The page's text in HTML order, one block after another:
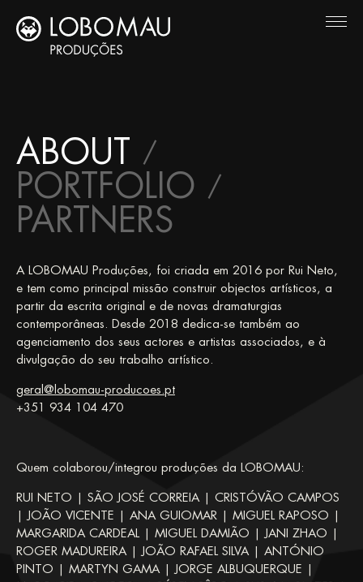
ABOUT
PORTFOLIO
PARTNERS
A LOBOMAU Produções, foi criada em 2016 por Rui Neto,
e tem como principal missão construir objectos artísticos, a
partir da escrita original e de novas dramaturgias
contemporâneas. Desde 2018 dedica-se também ao
agenciamento dos seus actores e artistas associados, e à
divulgação do seu trabalho artístico.
geral@lobomau-producoes.pt
+351 934 104 470
Quem colaborou/integrou produções da LOBOMAU:
RUI NETO | SÃO JOSÉ CORREIA | CRISTÓVÃO CAMPOS
| JOÃO VICENTE | ANA GUIOMAR | MIGUEL RAPOSO |
MARGARIDA CARDEAL | MIGUEL DAMIÃO | JANI ZHAO |
ROGER MADUREIRA | JOÃO RAFAEL SILVA | ANTÓNIO
PINTO | MARTYN GAMA | JORGE ALBUQUERQUE |